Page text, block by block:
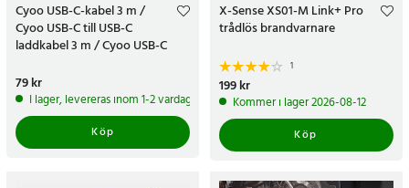
Cyoo USB-C-kabel 3 m /
Cyoo USB-C till USB-C
laddkabel 3 m / Cyoo USB-C
Pris:
79 kr
I lager, levereras inom 1-2 vardagar
Köp
X-Sense XS01-M Link+ Pro
trådlös brandvarnare
1
Pris:199 kr
199 kr
Kommer i lager 2026-08-12
Köp